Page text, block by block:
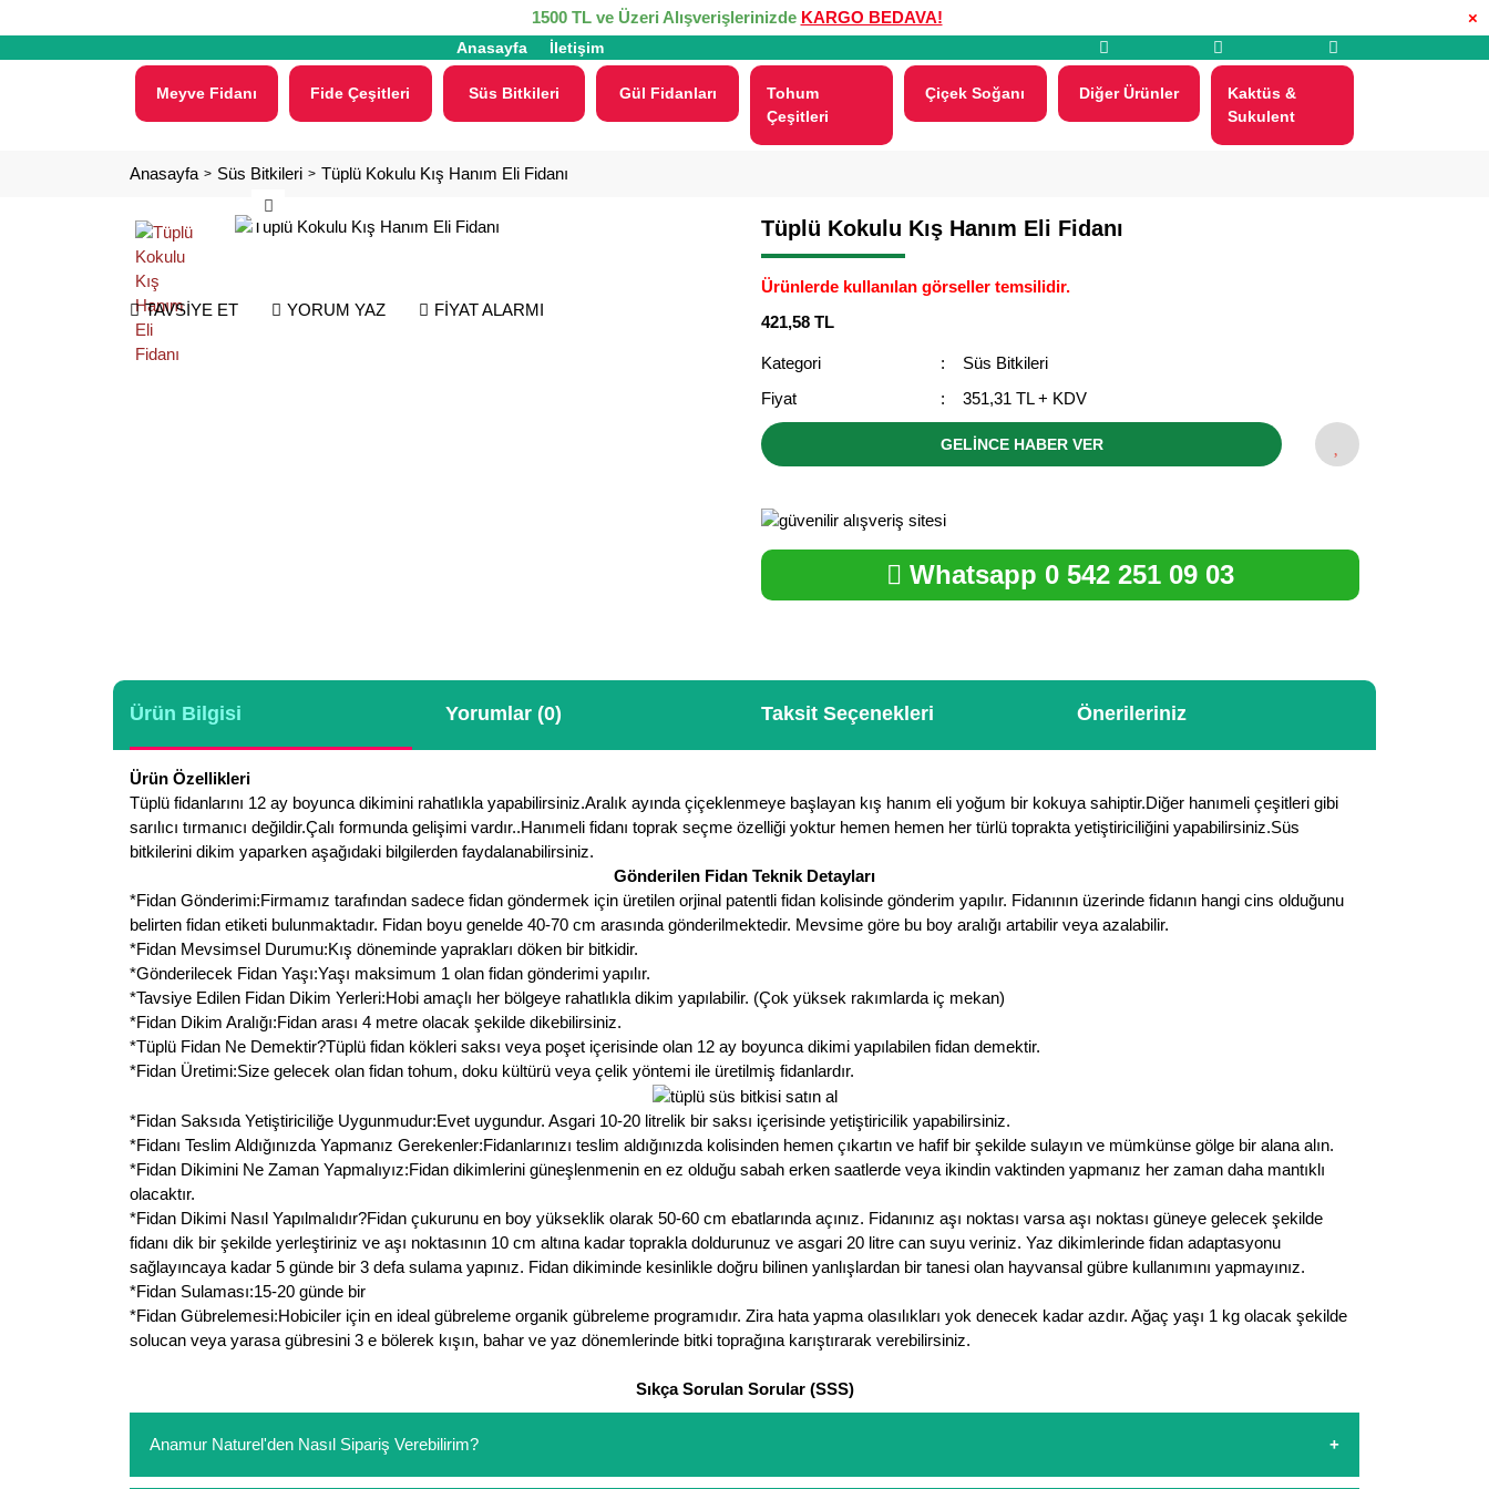
×
1500 TL ve Üzeri Alışverişlerinizde KARGO BEDAVA!
Anasayfa İletişim
Meyve Fidanı Fide Çeşitleri Süs Bitkileri Gül Fidanları
Tohum
Çeşitleri
Çiçek Soğanı Diğer Ürünler
Kaktüs &
Sukulent
Anasayfa Süs Bitkileri Tüplü Kokulu Kış Hanım Eli Fidanı
TAVSİYE ET YORUM YAZ FİYAT ALARMI
Tüplü Kokulu Kış Hanım Eli Fidanı
Ürünlerde kullanılan görseller temsilidir.
421,58 TL
Kategori
Süs Bitkileri
Fiyat
351,31 TL + KDV
GELİNCE HABER VER
Whatsapp 0 542 251 09 03
Ürün Bilgisi Yorumlar (0) Taksit Seçenekleri Önerileriniz
Ürün Özellikleri
Tüplü fidanlarını 12 ay boyunca dikimini rahatlıkla yapabilirsiniz.Aralık ayında çiçeklenmeye başlayan kış hanım eli yoğum bir kokuya sahiptir.Diğer hanımeli çeşitleri gibi
sarılıcı tırmanıcı değildir.Çalı formunda gelişimi vardır..Hanımeli fidanı toprak seçme özelliği yoktur hemen hemen her türlü toprakta yetiştiriciliğini yapabilirsiniz.Süs
bitkilerini dikim yaparken aşağıdaki bilgilerden faydalanabilirsiniz.
Gönderilen Fidan Teknik Detayları
*Fidan Gönderimi:Firmamız tarafından sadece fidan göndermek için üretilen orjinal patentli fidan kolisinde gönderim yapılır. Fidanının üzerinde fidanın hangi cins olduğunu
belirten fidan etiketi bulunmaktadır. Fidan boyu genelde 40-70 cm arasında gönderilmektedir. Mevsime göre bu boy aralığı artabilir veya azalabilir.
*Fidan Mevsimsel Durumu:Kış döneminde yaprakları döken bir bitkidir.
*Gönderilecek Fidan Yaşı:Yaşı maksimum 1 olan fidan gönderimi yapılır.
*Tavsiye Edilen Fidan Dikim Yerleri:Hobi amaçlı her bölgeye rahatlıkla dikim yapılabilir. (Çok yüksek rakımlarda iç mekan)
*Fidan Dikim Aralığı:Fidan arası 4 metre olacak şekilde dikebilirsiniz.
*Tüplü Fidan Ne Demektir?Tüplü fidan kökleri saksı veya poşet içerisinde olan 12 ay boyunca dikimi yapılabilen fidan demektir.
*Fidan Üretimi:Size gelecek olan fidan tohum, doku kültürü veya çelik yöntemi ile üretilmiş fidanlardır.
*Fidan Saksıda Yetiştiriciliğe Uygunmudur:Evet uygundur. Asgari 10-20 litrelik bir saksı içerisinde yetiştiricilik yapabilirsiniz.
*Fidanı Teslim Aldığınızda Yapmanız Gerekenler:Fidanlarınızı teslim aldığınızda kolisinden hemen çıkartın ve hafif bir şekilde sulayın ve mümkünse gölge bir alana alın.
*Fidan Dikimini Ne Zaman Yapmalıyız:Fidan dikimlerini güneşlenmenin en ez olduğu sabah erken saatlerde veya ikindin vaktinden yapmanız her zaman daha mantıklı
olacaktır.
*Fidan Dikimi Nasıl Yapılmalıdır?Fidan çukurunu en boy yükseklik olarak 50-60 cm ebatlarında açınız. Fidanınız aşı noktası varsa aşı noktası güneye gelecek şekilde
fidanı dik bir şekilde yerleştiriniz ve aşı noktasının 10 cm altına kadar toprakla doldurunuz ve asgari 20 litre can suyu veriniz. Yaz dikimlerinde fidan adaptasyonu
sağlayıncaya kadar 5 günde bir 3 defa sulama yapınız. Fidan dikiminde kesinlikle doğru bilinen yanlışlardan bir tanesi olan hayvansal gübre kullanımını yapmayınız.
*Fidan Sulaması:15-20 günde bir
*Fidan Gübrelemesi:Hobiciler için en ideal gübreleme organik gübreleme programıdır. Zira hata yapma olasılıkları yok denecek kadar azdır. Ağaç yaşı 1 kg olacak şekilde
solucan veya yarasa gübresini 3 e bölerek kışın, bahar ve yaz dönemlerinde bitki toprağına karıştırarak verebilirsiniz.
Sıkça Sorulan Sorular (SSS)
Anamur Naturel'den Nasıl Sipariş Verebilirim?